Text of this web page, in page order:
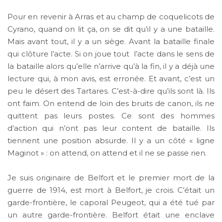
Pour en revenir à Arras et au champ de coquelicots de
Cyrano, quand on lit ça, on se dit qu’il y a une bataille.
Mais avant tout, il y a un siège. Avant la bataille finale
qui clôture l’acte. Si on joue tout l’acte dans le sens de
la bataille alors qu’elle n’arrive qu’à la fin, il y a déjà une
lecture qui, à mon avis, est erronée. Et avant, c’est un
peu le désert des Tartares. C’est-à-dire qu’ils sont là. Ils
ont faim. On entend de loin des bruits de canon, ils ne
quittent pas leurs postes. Ce sont des hommes
d’action qui n’ont pas leur content de bataille. Ils
tiennent une position absurde. Il y a un côté « ligne
Maginot » : on attend, on attend et il ne se passe rien.
Je suis originaire de Belfort et le premier mort de la
guerre de 1914, est mort à Belfort, je crois. C’était un
garde-frontière, le caporal Peugeot, qui a été tué par
un autre garde-frontière. Belfort était une enclave